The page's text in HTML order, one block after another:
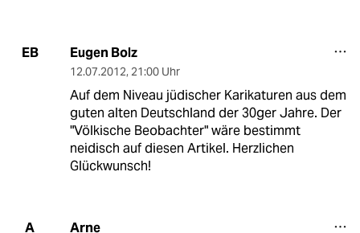
EB Eugen Bolz
12.07.2012, 21:00 Uhr
Auf dem Niveau jüdischer Karikaturen aus dem
guten alten Deutschland der 30ger Jahre. Der
"Völkische Beobachter" wäre bestimmt
neidisch auf diesen Artikel. Herzlichen
Glückwunsch!
A Arne